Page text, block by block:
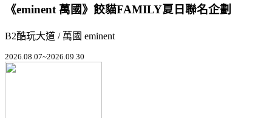
《eminent 萬國》餃貓FAMILY夏日聯名企劃
B2酷玩大道 / 萬國 eminent
2026.08.07~2026.09.30